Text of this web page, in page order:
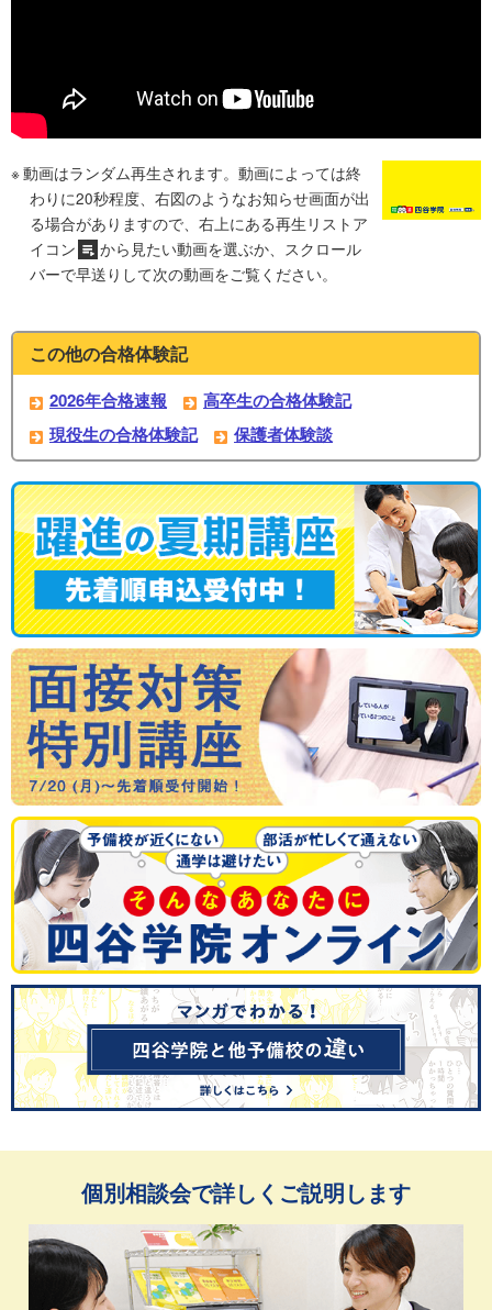
動画はランダム再生されます。動画によっては終
わりに20秒程度、右図のようなお知らせ画面が出
る場合がありますので、右上にある再生リストア
イコン
から見たい動画を選ぶか、スクロール
バーで早送りして次の動画をご覧ください。
この他の合格体験記
2026年合格速報
高卒生の合格体験記
現役生の合格体験記
保護者体験談
個別相談会で詳しくご説明します